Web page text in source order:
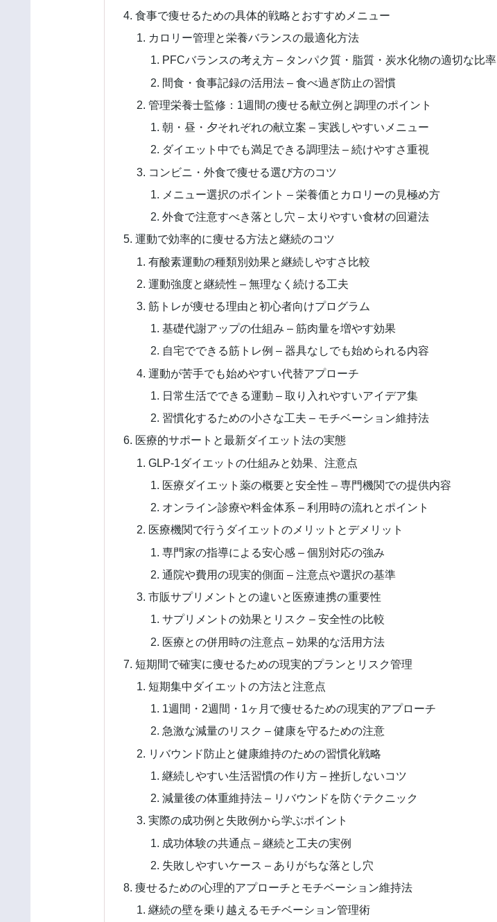
食事で痩せるための具体的戦略とおすすめメニュー
カロリー管理と栄養バランスの最適化方法
PFCバランスの考え方 – タンパク質・脂質・炭水化物の適切な比率
間食・食事記録の活用法 – 食べ過ぎ防止の習慣
管理栄養士監修：1週間の痩せる献立例と調理のポイント
朝・昼・夕それぞれの献立案 – 実践しやすいメニュー
ダイエット中でも満足できる調理法 – 続けやすさ重視
コンビニ・外食で痩せる選び方のコツ
メニュー選択のポイント – 栄養価とカロリーの見極め方
外食で注意すべき落とし穴 – 太りやすい食材の回避法
運動で効率的に痩せる方法と継続のコツ
有酸素運動の種類別効果と継続しやすさ比較
運動強度と継続性 – 無理なく続ける工夫
筋トレが痩せる理由と初心者向けプログラム
基礎代謝アップの仕組み – 筋肉量を増やす効果
自宅でできる筋トレ例 – 器具なしでも始められる内容
運動が苦手でも始めやすい代替アプローチ
日常生活でできる運動 – 取り入れやすいアイデア集
習慣化するための小さな工夫 – モチベーション維持法
医療的サポートと最新ダイエット法の実態
GLP-1ダイエットの仕組みと効果、注意点
医療ダイエット薬の概要と安全性 – 専門機関での提供内容
オンライン診療や料金体系 – 利用時の流れとポイント
医療機関で行うダイエットのメリットとデメリット
専門家の指導による安心感 – 個別対応の強み
通院や費用の現実的側面 – 注意点や選択の基準
市販サプリメントとの違いと医療連携の重要性
サプリメントの効果とリスク – 安全性の比較
医療との併用時の注意点 – 効果的な活用方法
短期間で確実に痩せるための現実的プランとリスク管理
短期集中ダイエットの方法と注意点
1週間・2週間・1ヶ月で痩せるための現実的アプローチ
急激な減量のリスク – 健康を守るための注意
リバウンド防止と健康維持のための習慣化戦略
継続しやすい生活習慣の作り方 – 挫折しないコツ
減量後の体重維持法 – リバウンドを防ぐテクニック
実際の成功例と失敗例から学ぶポイント
成功体験の共通点 – 継続と工夫の実例
失敗しやすいケース – ありがちな落とし穴
痩せるための心理的アプローチとモチベーション維持法
継続の壁を乗り越えるモチベーション管理術